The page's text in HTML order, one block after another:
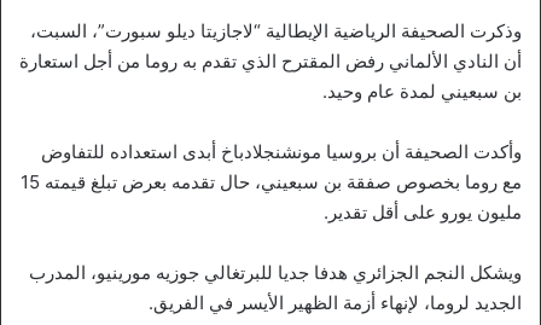
وذكرت الصحيفة الرياضية الإيطالية “لاجازيتا ديلو سبورت”، السبت،
أن النادي الألماني رفض المقترح الذي تقدم به روما من أجل استعارة
بن سبعيني لمدة عام وحيد.
وأكدت الصحيفة أن بروسيا مونشنجلادباخ أبدى استعداده للتفاوض
مع روما بخصوص صفقة بن سبعيني، حال تقدمه بعرض تبلغ قيمته 15
مليون يورو على أقل تقدير.
ويشكل النجم الجزائري هدفا جديا للبرتغالي جوزيه مورينيو، المدرب
الجديد لروما، لإنهاء أزمة الظهير الأيسر في الفريق.